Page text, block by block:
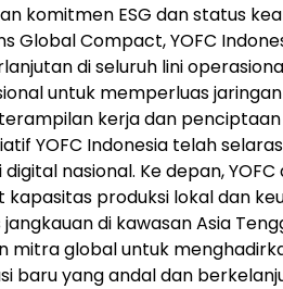
komitmen ESG dan status
Global Compact, YOFC
di seluruh lini
untuk memperluas jaringan
kerja dan penciptaan
YOFC Indonesia telah
nasional. Ke depan,
produksi lokal dan
di kawasanAsia
mitra global untuk
baru yang andal dan